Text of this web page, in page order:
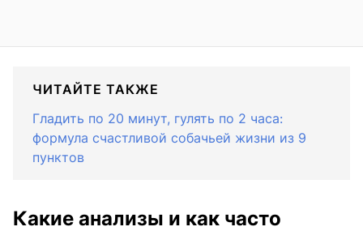
ЧИТАЙТЕ ТАКЖЕ
Гладить по 20 минут, гулять по 2 часа:
формула счастливой собачьей жизни из 9
пунктов
Какие анализы и как часто